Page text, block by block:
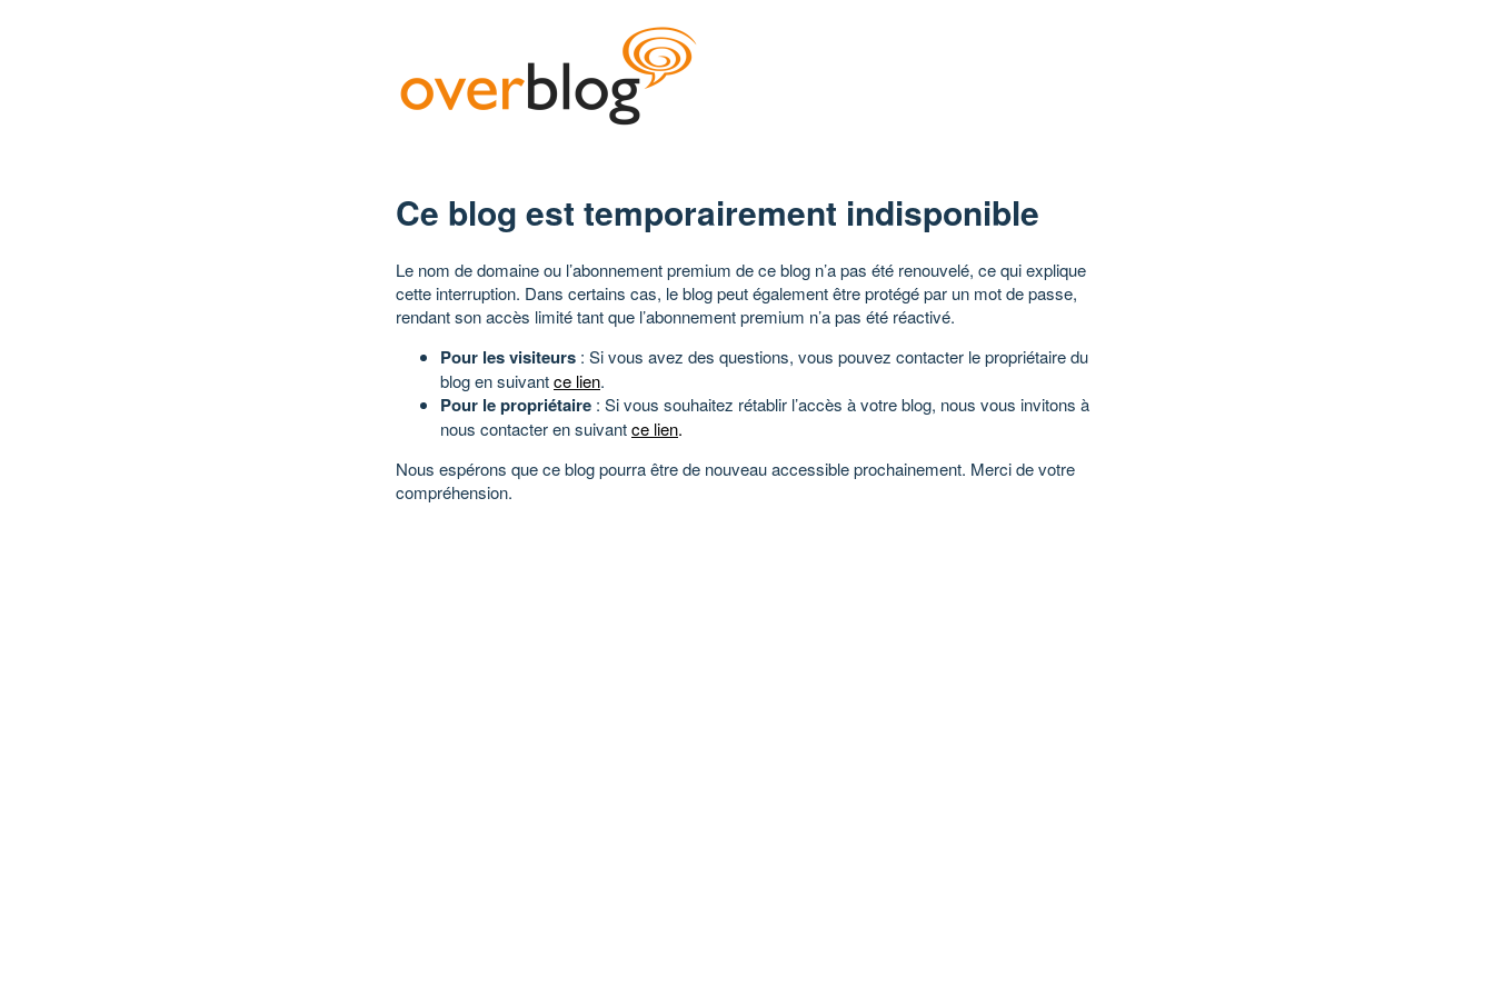
Ce blog est temporairement indisponible
Le nom de domaine ou l’abonnement premium de ce blog n’a pas été renouvelé, ce qui explique
cette interruption. Dans certains cas, le blog peut également être protégé par un mot de passe,
rendant son accès limité tant que l’abonnement premium n’a pas été réactivé.
Pour les visiteurs : Si vous avez des questions, vous pouvez contacter le propriétaire du
blog en suivantce lien.
Pour le propriétaire : Si vous souhaitez rétablir l’accès à votre blog, nous vous invitons à
nous contacter en suivantce lien.
Nous espérons que ce blog pourra être de nouveau accessible prochainement. Merci de votre
compréhension.